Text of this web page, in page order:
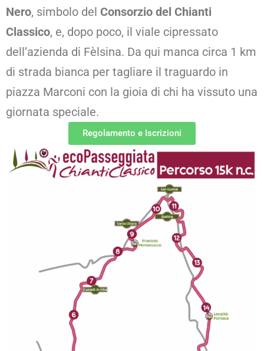
Nero, simbolo del Consorzio del Chianti
Classico, e, dopo poco, il viale cipressato
dell’azienda di Fèlsina. Da qui manca circa 1 km
di strada bianca per tagliare il traguardo in
piazza Marconi con la gioia di chi ha vissuto una
giornata speciale.
Regolamento e Iscrizioni